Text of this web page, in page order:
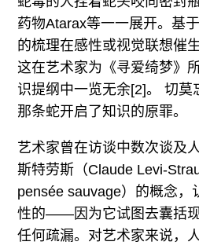
药物Atarax等一一展开。基
的梳理在感性或视觉联想催
这在艺术家为《寻爱绮梦》
识提纲中一览无余[2]。 切莫
那条蛇开启了知识的原罪。
艺术家曾在访谈中数次谈及
斯特劳斯（Claude Levi-
pensée sauvage）的概念，
性的——因为它试图去囊括
任何疏漏。对艺术家来说，